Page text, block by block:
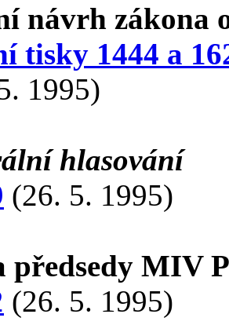
návrh zákona
tisky 1444 a
1995)
hlasování
(26. 5. 1995)
předsedy MIV
(26. 5. 1995)